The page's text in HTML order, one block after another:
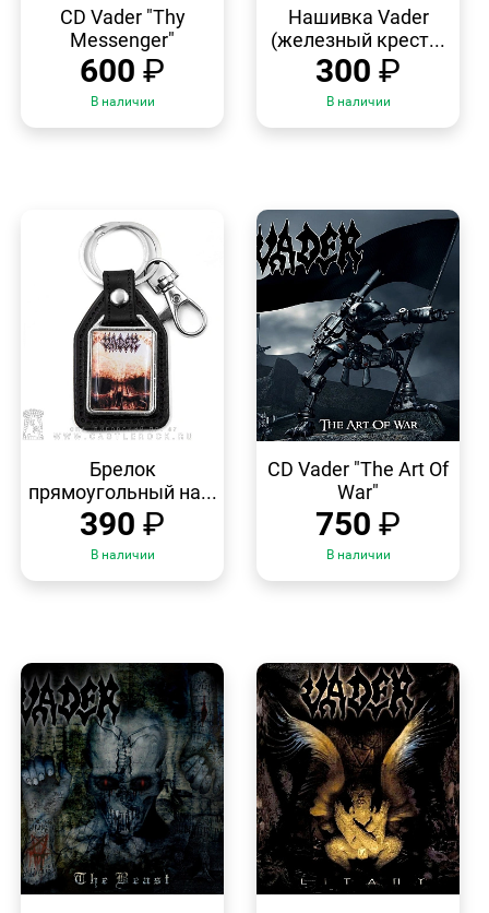
ПРОСМОТР
CD Vader "Thy
Messenger"
600 ₽
В наличии
ПРОСМОТР
Нашивка Vader
(железный крест...
300 ₽
В наличии
ПРОСМОТР
Брелок
прямоугольный на...
390 ₽
В наличии
ПРОСМОТР
CD Vader "The Art Of
War"
750 ₽
В наличии